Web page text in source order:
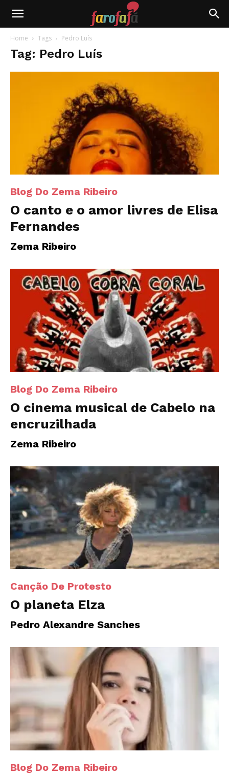
Farofafá
Home Tags Pedro Luís
Tag: Pedro Luís
Blog Do Zema Ribeiro
O canto e o amor livres de Elisa
Fernandes
Zema Ribeiro
Blog Do Zema Ribeiro
O cinema musical de Cabelo na
encruzilhada
Zema Ribeiro
Canção De Protesto
O planeta Elza
Pedro Alexandre Sanches
Blog Do Zema Ribeiro